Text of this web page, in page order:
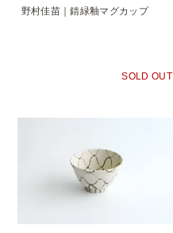
野村佳苗｜錆緑釉マグカップ
SOLD OUT